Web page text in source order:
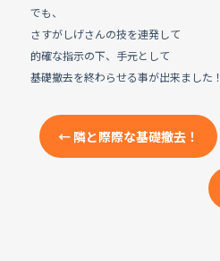
でも、
さすがしげさんの技を連発して
的確な指示の下、手元として
基礎撤去を終わらせる事が出来ました！
←隣と際際な基礎撤去！